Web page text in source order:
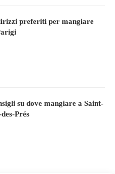
preferiti per mangiare
su dove mangiare a Saint-
Prés